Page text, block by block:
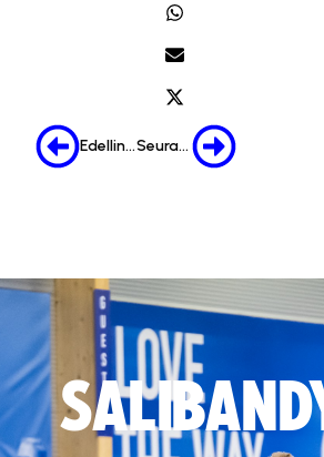
Edellinen Seuraava